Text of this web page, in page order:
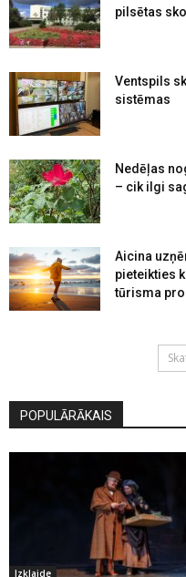
pilsētas
Ventspils
sistēmas
Nedēļas
– cik ilgi
Aicina
pieteikties
tūrisma
POPULĀRĀKAIS
Izklaide